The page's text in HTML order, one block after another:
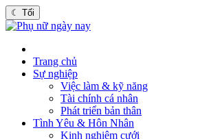
☾ Tối
Trang chủ
Sự nghiệp
Việc làm & kỹ năng
Tài chính cá nhân
Phát triển bản thân
Tình Yêu & Hôn Nhân
Kinh nghiệm cưới